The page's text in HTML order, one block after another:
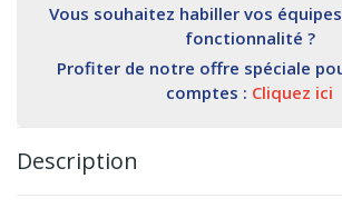
Vous souhaitez habiller vos
fonctionnalité ?
Profiter de notre offre spéciale
comptes : Cliquez ici
Description